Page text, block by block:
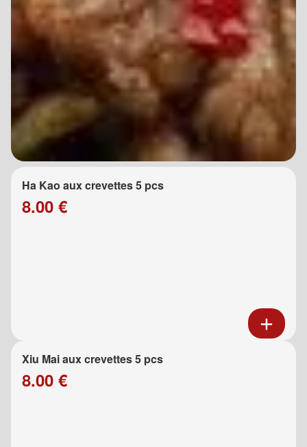
Ha Kao aux crevettes 5 pcs
8.00 €
Xiu Mai aux crevettes 5 pcs
8.00 €